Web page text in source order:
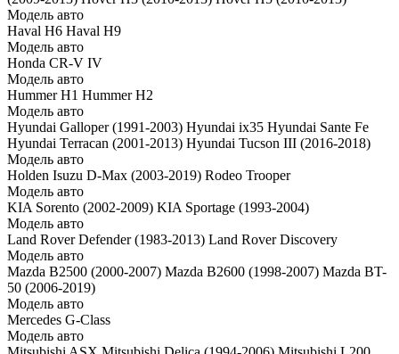
Модель авто
Haval H6 Haval H9
Модель авто
Honda CR-V IV
Модель авто
Hummer H1 Hummer H2
Модель авто
Hyundai Galloper (1991-2003) Hyundai ix35 Hyundai Sante Fe
Hyundai Terracan (2001-2013) Hyundai Tucson III (2016-2018)
Модель авто
Holden Isuzu D-Max (2003-2019) Rodeo Trooper
Модель авто
KIA Sorento (2002-2009) KIA Sportage (1993-2004)
Модель авто
Land Rover Defender (1983-2013) Land Rover Discovery
Модель авто
Mazda B2500 (2000-2007) Mazda B2600 (1998-2007) Mazda BT-
50 (2006-2019)
Модель авто
Mercedes G-Class
Модель авто